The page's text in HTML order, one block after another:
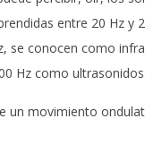
entre 20 Hz y
se conocen como
Hz como ultrasonidos.
un movimiento